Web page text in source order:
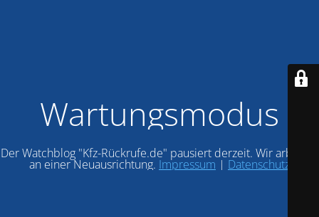
Wartungsmodus
Der Watchblog "Kfz-Rückrufe.de" pausiert derzeit. Wir arbeiten
an einer Neuausrichtung. Impressum | Datenschutz